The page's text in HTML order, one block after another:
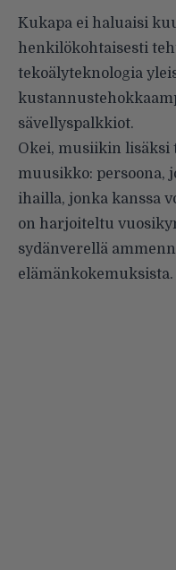
Kukapa ei haluaisi
henkilökohtaisesti
tekoälyteknologia
sävellyspalkkiot.
Okei, musiikin lisäksi
muusikko: persoona,
ihailla, jonka kanssa
on harjoiteltu
sydänverellä
elämänkokemuksista.